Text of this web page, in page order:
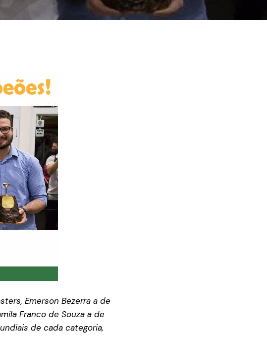
Emerson Bezerra a de
Franco de Souza a de
de cada categoria,